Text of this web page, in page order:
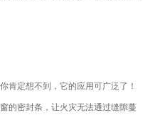
肯定想不到，它的应用可广泛了！
的密封条，让火灾无法通过缝隙蔓